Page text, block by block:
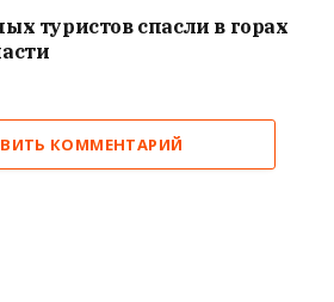
туристов спасли в горах
КОММЕНТАРИЙ